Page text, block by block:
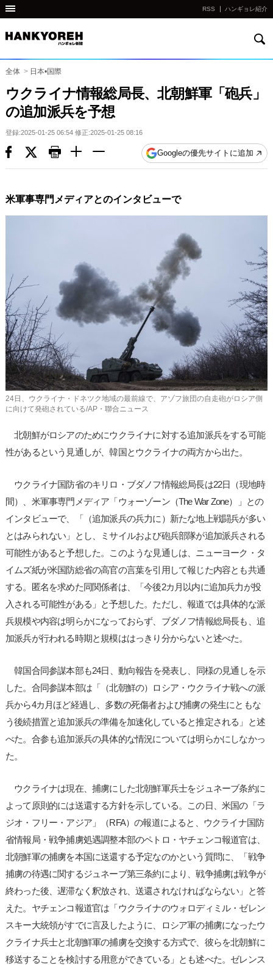
他
国
の
サ
イ
ト
の
リ
ク
다
사
이
트
링
크
RSS ハンギョレ紹介
全体 > 日本•国際
ウクライナ情報総局長、北朝鮮軍「砲兵」
の追加派兵を予想
登録:2025-01-25 06:54 修正:2025-01-25 08:16
Googleの優先サイトに追加
米軍事専門メディアとのインタビューで
24日、ウクライナ・ドネツク地域の最前線で、アゾフ旅団の自走砲がロシア側
に向けて発砲されている/AP・聯合ニュース
北朝鮮がロシアのためにウクライナに対する追加派兵をする可能
性があるという見通しが、韓国とウクライナの両方から出た。
ウクライナ国防省のキリロ・ブダノフ情報総局長は22日（現地時
間）、米軍事専門メディア「ウォーゾーン（The War Zone）」との
インタビューで、「（追加派兵の兵力に）新たな地上戦闘兵が多い
とはみられない」とし、ミサイルおよび砲兵部隊が追加派兵される
可能性があると予想した。このような見通しは、ニューヨーク・タ
イムズ紙が米国防総省の高官の言葉を引用して報じた内容とも共通
する。匿名を求めた同関係者は、「今後2カ月以内に追加兵力が投
入される可能性がある」と予想した。ただし、報道では具体的な派
兵規模や内容は明らかになっておらず、ブダノフ情報総局長も、追
加派兵が行われる時期と規模ははっきり分からないと述べた。
韓国合同参謀本部も24日、動向報告を発表し、同様の見通しを示
した。合同参謀本部は「（北朝鮮の）ロシア・ウクライナ戦への派
兵から4カ月ほど経過し、多数の死傷者および捕虜の発生にともな
う後続措置と追加派兵の準備を加速化していると推定される」と述
べた。合参も追加派兵の具体的な情況については明らかにしなかっ
た。
ウクライナは現在、捕虜にした北朝鮮軍兵士をジュネーブ条約に
よって原則的には送還する方針を示している。この日、米国の「ラ
ジオ・フリー・アジア」（RFA）の報道によると、ウクライナ国防
省情報局・戦争捕虜処遇調整本部のペトロ・ヤチェンコ報道官は、
北朝鮮軍の捕虜を本国に送還する予定なのかという質問に、「戦争
捕虜の待遇に関するジュネーブ第三条約により、戦争捕虜は戦争が
終わった後、遅滞なく釈放され、送還されなければならない」と答
えた。ヤチェンコ報道官は「ウクライナのウォロディミル・ゼレン
スキー大統領がすでに言及したように、ロシア軍の捕虜になったウ
クライナ兵士と北朝鮮軍の捕虜を交換する方式で、彼らを北朝鮮に
移送することを検討する用意ができている」とも述べた。ゼレンス